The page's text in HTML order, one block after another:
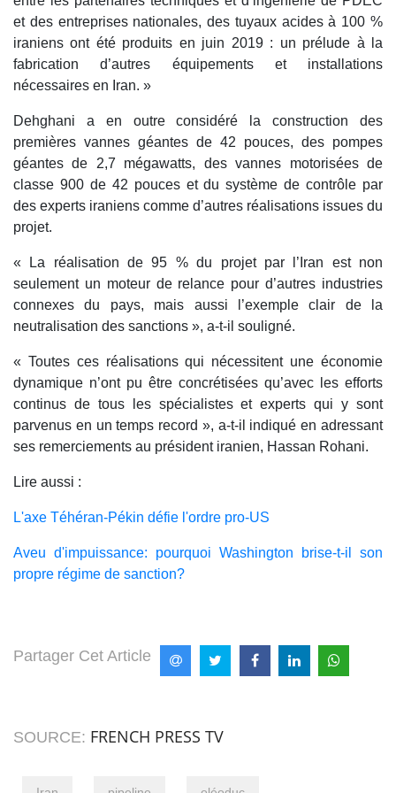
et des entreprises nationales, des tuyaux acides à 100 %
iraniens ont été produits en juin 2019 : un prélude à la
fabrication d’autres équipements et installations
nécessaires en Iran. »
Dehghani a en outre considéré la construction des
premières vannes géantes de 42 pouces, des pompes
géantes de 2,7 mégawatts, des vannes motorisées de
classe 900 de 42 pouces et du système de contrôle par
des experts iraniens comme d’autres réalisations issues du
projet.
« La réalisation de 95 % du projet par l’Iran est non
seulement un moteur de relance pour d’autres industries
connexes du pays, mais aussi l’exemple clair de la
neutralisation des sanctions », a-t-il souligné.
« Toutes ces réalisations qui nécessitent une économie
dynamique n’ont pu être concrétisées qu’avec les efforts
continus de tous les spécialistes et experts qui y sont
parvenus en un temps record », a-t-il indiqué en adressant
ses remerciements au président iranien, Hassan Rohani.
Lire aussi :
L'axe Téhéran-Pékin défie l'ordre pro-US
Aveu d'impuissance: pourquoi Washington brise-t-il son
propre régime de sanction?
Partager Cet Article
SOURCE: FRENCH PRESS TV